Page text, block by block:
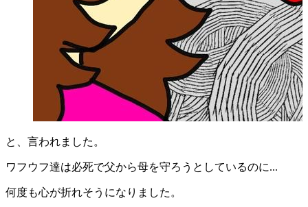
と、言われました。
ワフウフ達は必死で父から母を守ろうとしているのに...
何度も心が折れそうになりました。